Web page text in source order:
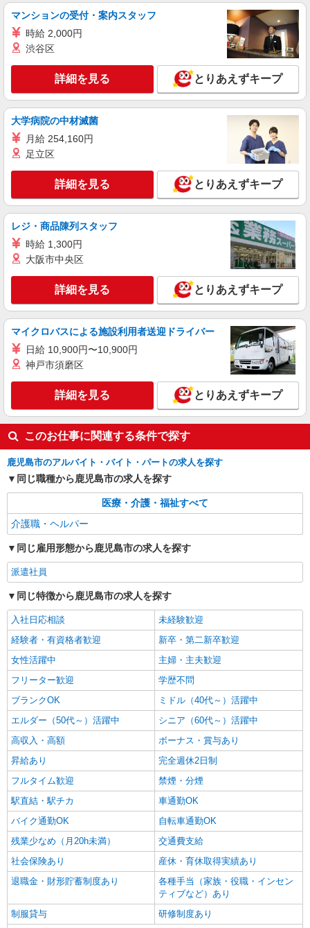
ート＆送迎など
時給1350円〜2062円 ＜日払い有/週払い有/交
鹿児島市 ＊最寄り駅：高見馬場
キープ 詳細を見る
派遣社員
▼高見馬場駅/病院でベッドメイキングや患者
時給1350円〜2062円 ＜日払い有/週払い有/交
通費全支給(ガソリン代含む)＞
鹿児島市 ＊最寄り駅：高見馬場
詳細を見る
株式会社kotrio /●KG-H-1879005
＜慈眼寺＞綺麗で清潔なサ高住STAFF＊見守
りや生活サポートなど
時給1350円〜2062円 ＜日払い有/週払い有/交
鹿児島市 ≪最寄駅：慈眼寺≫
キープ 詳細を見る
株式会社kotrio /●KG-H-2019282
宇宿駅＊年齢不問◎未経験から安定した業界へ
＊サ高住
時給1350円〜2062円 ＜日払い有/週払い有/交
通費全支給(ガソリン代含む)＞
鹿児島市 来社不要/面接なし♪
キープ
マンションの受付・案内スタッフ
時給 2,000円
渋谷区
詳細を見る とりあえずキープ
大学病院の中材滅菌
月給 254,160円
足立区
詳細を見る とりあえずキープ
レジ・商品陳列スタッフ
時給 1,300円
大阪市中央区
詳細を見る とりあえずキープ
マイクロバスによる施設利用者送迎ドライバー
日給 10,900円〜10,900円
神戸市須磨区
詳細を見る とりあえずキープ
このお仕事に関連する条件で探す
鹿児島市のアルバイト・バイト・パートの求人を探す
同じ職種から鹿児島市の求人を探す
医療・介護・福祉すべて
介護職・ヘルパー
同じ雇用形態から鹿児島市の求人を探す
派遣社員
同じ特徴から鹿児島市の求人を探す
入社日応相談
未経験歓迎
経験者・有資格者歓迎
新卒・第二新卒歓迎
女性活躍中
主婦・主夫歓迎
フリーター歓迎
学歴不問
ブランクOK
ミドル（40代～）活躍中
エルダー（50代～）活躍中
シニア（60代～）活躍中
高収入・高額
ボーナス・賞与あり
昇給あり
完全週休2日制
フルタイム歓迎
禁煙・分煙
駅直結・駅チカ
車通勤OK
バイク通勤OK
自転車通勤OK
残業少なめ（月20h未満）
交通費支給
社会保険あり
産休・育休取得実績あり
退職金・財形貯蓄制度あり
各種手当（家族・役職・インセン
ティブなど）あり
制服貸与
研修制度あり